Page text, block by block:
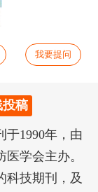
我要提问
投稿
于1990年，由
学会主办。
科技期刊，及